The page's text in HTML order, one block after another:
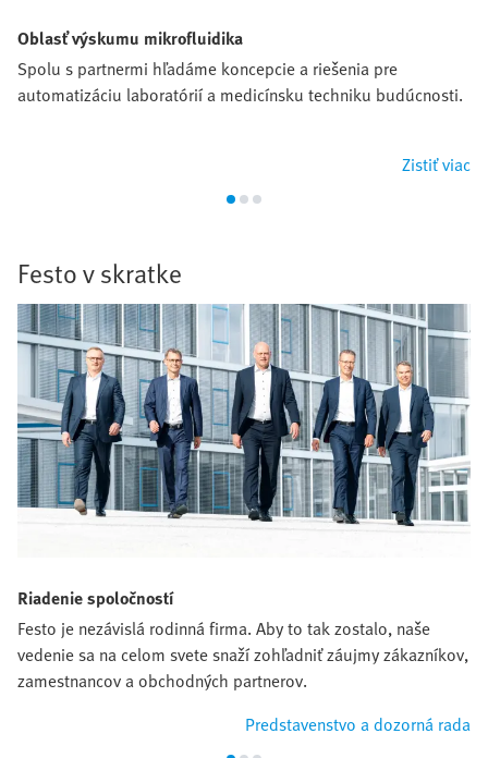
Oblasť výskumu mikrofluidika
Spolu s partnermi hľadáme koncepcie a riešenia pre
automatizáciu laboratórií a medicínsku techniku budúcnosti.
Zistiť viac
Festo v skratke
Riadenie spoločností
Festo je nezávislá rodinná firma. Aby to tak zostalo, naše
vedenie sa na celom svete snaží zohľadniť záujmy zákazníkov,
zamestnancov a obchodných partnerov.
Predstavenstvo a dozorná rada